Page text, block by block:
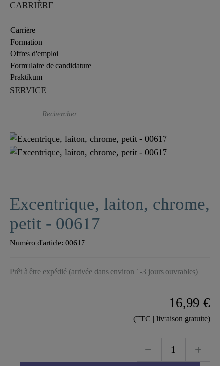
CARRIÈRE
Carrière
Formation
Offres d'emploi
Formulaire de candidature
Praktikum
SERVICE
Excentrique, laiton, chrome,
petit - 00617
Numéro d'article: 00617
Prêt à être expédié (arrivée dans environ 1-3 jours ouvrables)
16,99 €
(TTC | livraison gratuite)